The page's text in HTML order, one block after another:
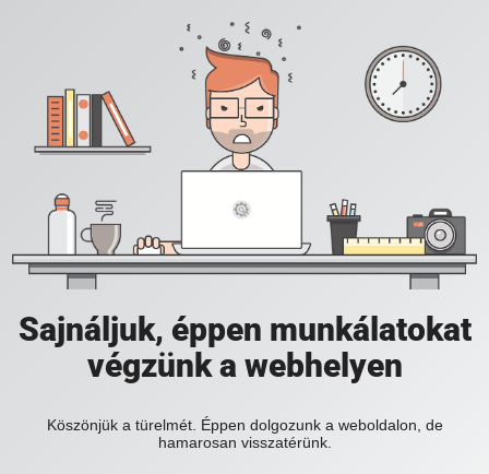
Sajnáljuk, éppen munkálatokat
végzünk a webhelyen
Köszönjük a türelmét. Éppen dolgozunk a weboldalon, de
hamarosan visszatérünk.